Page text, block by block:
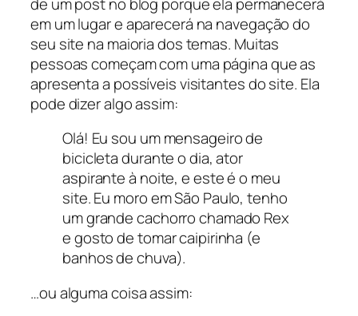
em um lugar e aparecerá na navegação do
seu site na maioria dos temas. Muitas
pessoas começam com uma página que as
apresenta a possíveis visitantes do site. Ela
pode dizer algo assim:
Olá! Eu sou um mensageiro de
bicicleta durante o dia, ator
aspirante à noite, e este é o meu
site. Eu moro em São Paulo, tenho
um grande cachorro chamado Rex
e gosto de tomar caipirinha (e
banhos de chuva).
…ou alguma coisa assim: